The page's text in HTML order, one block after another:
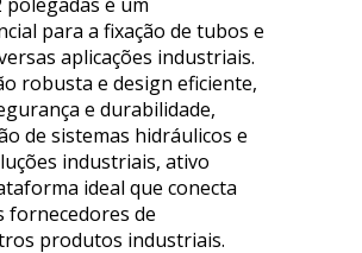
para a fixação de tubos e
aplicações industriais.
robusta e design eficiente,
e durabilidade,
de sistemas hidráulicos e
industriais, ativo
ideal que conecta
fornecedores de
produtos industriais.